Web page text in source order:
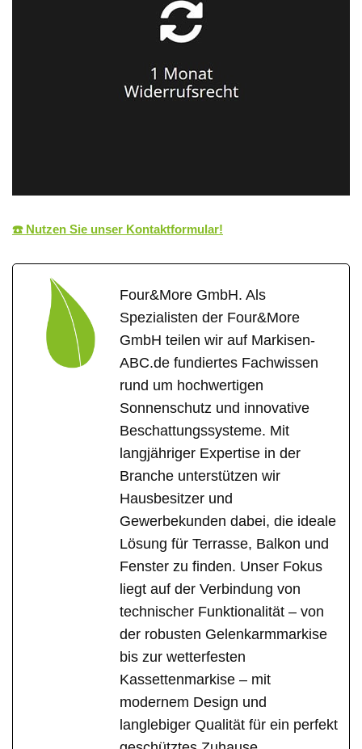
☎️ Nutzen Sie unser Kontaktformular!
Four&More GmbH. Als
Spezialisten der Four&More
GmbH teilen wir auf Markisen-
ABC.de fundiertes Fachwissen
rund um hochwertigen
Sonnenschutz und innovative
Beschattungssysteme. Mit
langjähriger Expertise in der
Branche unterstützen wir
Hausbesitzer und
Gewerbekunden dabei, die ideale
Lösung für Terrasse, Balkon und
Fenster zu finden. Unser Fokus
liegt auf der Verbindung von
technischer Funktionalität – von
der robusten Gelenkarmmarkise
bis zur wetterfesten
Kassettenmarkise – mit
modernem Design und
langlebiger Qualität für ein perfekt